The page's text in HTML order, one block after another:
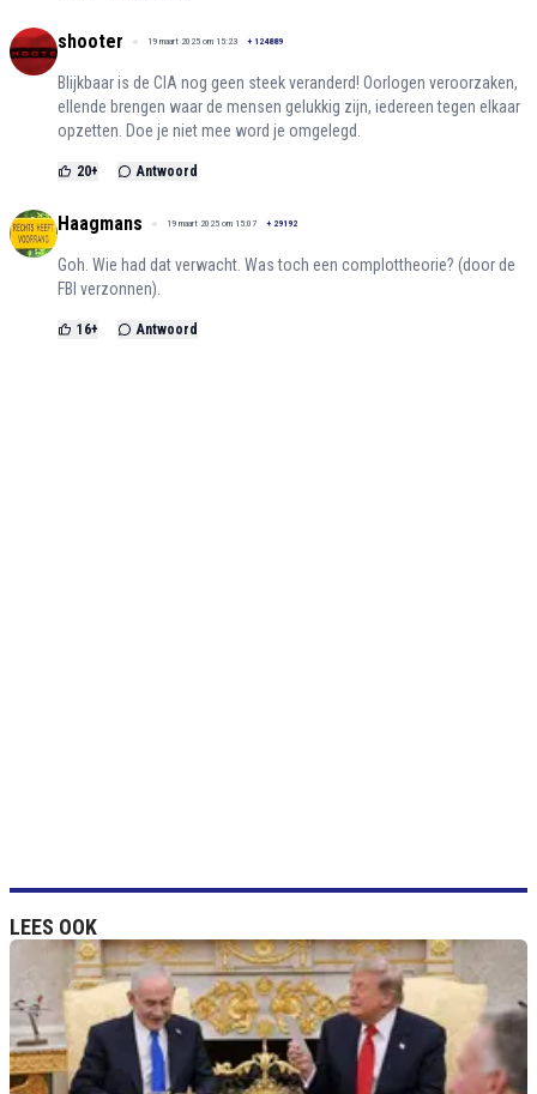
shooter 19 maart 2025 om 15:23 + 124889
Blijkbaar is de CIA nog geen steek veranderd! Oorlogen veroorzaken,
ellende brengen waar de mensen gelukkig zijn, iedereen tegen elkaar
opzetten. Doe je niet mee word je omgelegd.
20+ Antwoord
Haagmans 19 maart 2025 om 15:07 + 29192
Goh. Wie had dat verwacht. Was toch een complottheorie? (door de
FBI verzonnen).
16+ Antwoord
LEES OOK